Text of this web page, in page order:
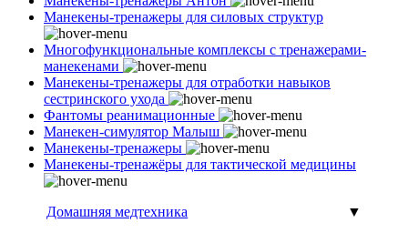
Манекены-тренажеры для силовых структур
Многофункциональные комплексы с тренажерами-
манекенами
Манекены-тренажеры для отработки навыков
сестринского ухода
Фантомы реанимационные
Манекен-симулятор Малыш
Манекены-тренажеры
Манекены-тренажёры для тактической медицины
Домашняя медтехника
▼